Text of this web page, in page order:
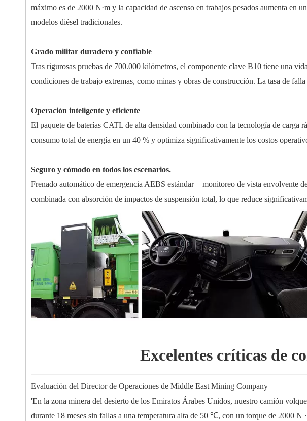
máximo es de 2000 N·m y la capacidad de ascenso en trabajos pesados ​​aumenta en
modelos diésel tradicionales.
Grado militar duradero y confiable
Tras rigurosas pruebas de 700.000 kilómetros, el componente clave B10 tiene una
condiciones de trabajo extremas, como minas y obras de construcción. La tasa de
Operación inteligente y eficiente
El paquete de baterías CATL de alta densidad combinado con la tecnología de carga
consumo total de energía en un 40 % y optimiza significativamente los costos
Seguro y cómodo en todos los escenarios.
Frenado automático de emergencia AEBS estándar + monitoreo de vista envolvente
combinada con absorción de impactos de suspensión total, lo que reduce
Excelentes críticas de
Evaluación del Director de Operaciones de Middle East Mining Company
'En la zona minera del desierto de los Emiratos Árabes Unidos, nuestro camión
durante 18 meses sin fallas a una temperatura alta de 50 ℃, con un torque de 2000 N